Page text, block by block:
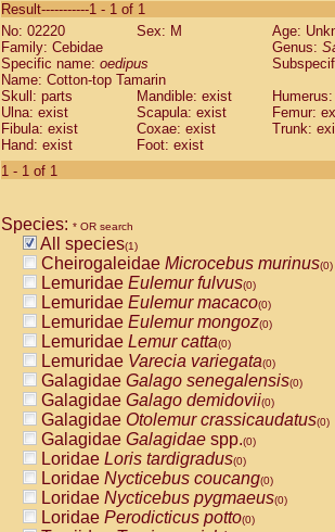
CebidaeSaguinus labiatus(0)
Cebidae Saguinus leucopus (0)
Cebidae
CebidaeSaguinus mystax
Cebidae Saguinus nigricollis (0)
Cebidae Saguinus oedipus
Cebidae Saguinus weddelli
Cebidae Saguinusspp.
Cebidae
CebidaeCebus capucinus
CebidaeCebus nigrivittatus
CebidaeCebus spp.(0)
CebidaeSaimiri boliviensis(0)
CebidaeSaimiri sciureus(0)
AtelidaeAlouatta caraya(0)
AtelidaeAlouatta fusca(0)
AtelidaeAlouatta seniculus(0)
AtelidaeAlouattaspp.(0)
AtelidaeAteles belzebuth(0)
AtelidaeAteles geoffroyi(0)
AtelidaeAteles paniscus(0)
AtelidaeAtelesspp.(0)
AtelidaeLagothrix lagothricha(0)
AtelidaeLagothrix lagothricha cana
PitheciidaeCacajao calvus
Result-----------1 - 1 of 1
No: 02220
Sex: M
Age:
Family: Cebidae
Genus:
Specific name: oedipus
Name: Cotton-top Tamarin
Skull: parts
Mandible: exist
Ulna: exist
Scapula: exist
Femur:
Fibula: exist
Coxae: exist
Trunk:
Hand: exist
Foot: exist
1 - 1 of 1
Species: * OR search
All species(1)
Cheirogaleidae Microcebus murinus(0)
Lemuridae Eulemur fulvus(0)
Lemuridae Eulemur macaco(0)
Lemuridae Eulemur mongoz(0)
Lemuridae Lemur catta(0)
Lemuridae Varecia variegata(0)
Galagidae Galago senegalensis(0)
Galagidae Galago demidovii(0)
Galagidae Otolemur crassicaudatus(0)
Galagidae Galagidae spp.(0)
Loridae Loris tardigradus(0)
Loridae Nycticebus coucang(0)
Loridae Nycticebus pygmaeus(0)
Loridae Perodicticus potto(0)